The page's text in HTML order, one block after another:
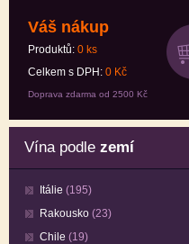
Váš nákup
Produktů: 0ks
Celkem s DPH: 0Kč
Doprava zdarma od 2500 Kč
Vína podle zemí
Itálie (195)
Rakousko (23)
Chile (19)